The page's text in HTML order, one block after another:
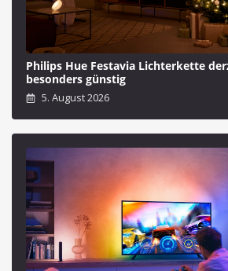
Philips Hue Festavia Lichterkette
besonders günstig
5. August 2026